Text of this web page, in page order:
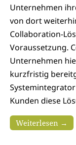
Unternehmen
von dort
Collaboration-
Voraussetzung.
Unternehmen
kurzfristig
Kunden diese
Weiterlesen →